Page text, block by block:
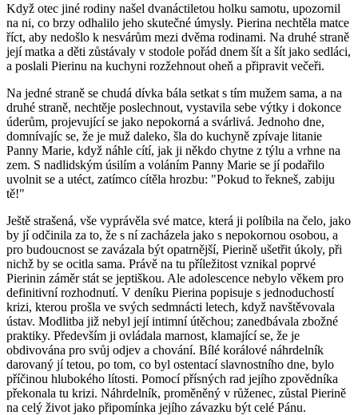
Když otec jiné rodiny našel dvanáctiletou holku samotu, upozornil
na ni, co brzy odhalilo jeho skutečné úmysly. Pierina nechtěla matce
říct, aby nedošlo k nesvárům mezi dvěma rodinami. Na druhé straně
její matka a děti zůstávaly v stodole pořád dnem šít a šít jako sedláci,
a poslali Pierinu na kuchyni rozžehnout oheň a připravit večeři.
Na jedné straně se chudá dívka bála setkat s tím mužem sama, a na
druhé straně, nechtěje poslechnout, vystavila sebe výtky i dokonce
úderům, projevující se jako nepokorná a svárlivá. Jednoho dne,
domnívajíc se, že je muž daleko, šla do kuchyně zpívaje litanie
Panny Marie, když náhle cítí, jak ji někdo chytne z týlu a vrhne na
zem. S nadlidským úsilím a voláním Panny Marie se jí podařilo
uvolnit se a utéct, zatímco cítěla hrozbu: "Pokud to řekneš, zabiju
tě!"
Ještě strašená, vše vyprávěla své matce, která ji políbila na čelo, jako
by jí odčinila za to, že s ní zacházela jako s nepokornou osobou, a
pro budoucnost se zavázala být opatrnější, Pierině ušetřit úkoly, při
nichž by se ocitla sama. Právě na tu příležitost vznikal poprvé
Pierinin záměr stát se jeptiškou. Ale adolescence nebylo věkem pro
definitivní rozhodnutí. V deníku Pierina popisuje s jednoduchostí
krizi, kterou prošla ve svých sedmnácti letech, když navštěvovala
ústav. Modlitba již nebyl její intimní útěchou; zanedbávala zbožné
praktiky. Především ji ovládala marnost, klamající se, že je
obdivována pro svůj odjev a chování. Bílé korálové náhrdelník
darovaný jí tetou, po tom, co byl ostentací slavnostního dne, bylo
příčinou hlubokého lítosti. Pomocí přísných rad jejího zpovědníka
překonala tu krizi. Náhrdelník, proměněný v růženec, zůstal Pierině
na celý život jako připomínka jejího závazku být celé Pánu.